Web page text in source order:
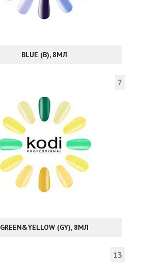
BLUE (B), 8МЛ
GREEN&YELLOW (GY), 8МЛ
7
13